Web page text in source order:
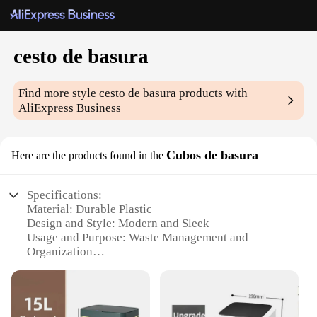
cesto de basura
Find more stylecesto de basura products with
AliExpress Business
Here are the products found in the Cubos de basura
Specifications:
Material: Durable Plastic
Design and Style: Modern and Sleek
Usage and Purpose: Waste Management and
Organization
Maintain
Parts and Accessories: Available in Sets for